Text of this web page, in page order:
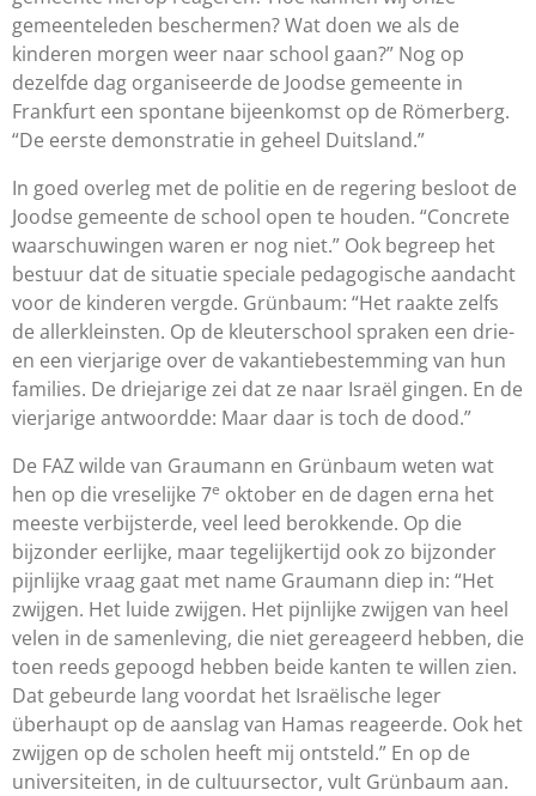
gemeenteleden beschermen? Wat doen we als de
kinderen morgen weer naar school gaan?” Nog op
dezelfde dag organiseerde de Joodse gemeente in
Frankfurt een spontane bijeenkomst op de Römerberg.
“De eerste demonstratie in geheel Duitsland.”
In goed overleg met de politie en de regering besloot de
Joodse gemeente de school open te houden. “Concrete
waarschuwingen waren er nog niet.” Ook begreep het
bestuur dat de situatie speciale pedagogische aandacht
voor de kinderen vergde. Grünbaum: “Het raakte zelfs
de allerkleinsten. Op de kleuterschool spraken een drie-
en een vierjarige over de vakantiebestemming van hun
families. De driejarige zei dat ze naar Israël gingen. En de
vierjarige antwoordde: Maar daar is toch de dood.”
De FAZ wilde van Graumann en Grünbaum weten wat
hen op die vreselijke 7e oktober en de dagen erna het
meeste verbijsterde, veel leed berokkende. Op die
bijzonder eerlijke, maar tegelijkertijd ook zo bijzonder
pijnlijke vraag gaat met name Graumann diep in: “Het
zwijgen. Het luide zwijgen. Het pijnlijke zwijgen van heel
velen in de samenleving, die niet gereageerd hebben, die
toen reeds gepoogd hebben beide kanten te willen zien.
Dat gebeurde lang voordat het Israëlische leger
überhaupt op de aanslag van Hamas reageerde. Ook het
zwijgen op de scholen heeft mij ontsteld.” En op de
universiteiten, in de cultuursector, vult Grünbaum aan.